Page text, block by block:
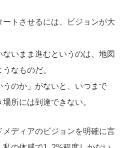
ートさせるには、ビジョンが大
いまま進むというのは、地図
なものだ。
うのか」がないと、いつまで
所には到達できない。
メディアのビジョンを明確に言